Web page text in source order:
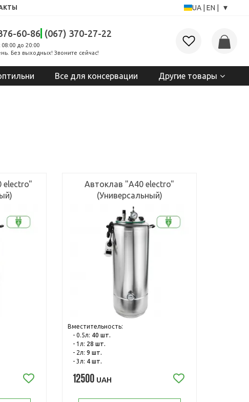
UA EN ▾
60-86 (067) 370-27-22
до 20:00
Без выходных! Звоните сейчас!
Все для консервации Другие товары
electro"
Автоклав "А40 electro"
(Универсальный)
Вместительность:
- 0.5л: 40 шт.
- 1л: 28 шт.
- 2л:9 шт.
- 3л: 4 шт.
12500 UAH